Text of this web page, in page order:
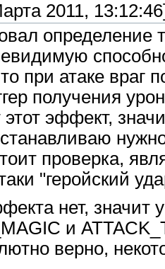
2011,
определение
при атаке
получения
эффект,
проверка,
"геройский
нет, значит
и
верно,